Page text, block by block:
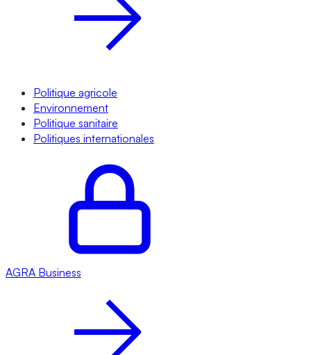
Politique agricole
Environnement
Politique sanitaire
Politiques internationales
AGRA Business